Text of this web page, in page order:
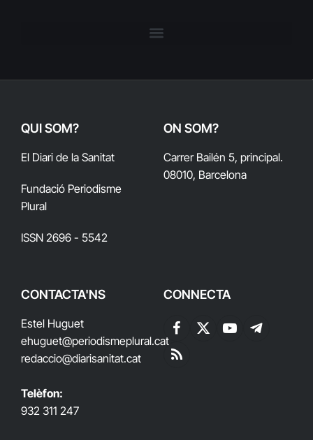
QUI SOM?
El Diari de la Sanitat
Fundació Periodisme
Plural
ISSN 2696 - 5542
ON SOM?
Carrer Bailén 5, principal.
08010, Barcelona
CONTACTA'NS
Estel Huguet
ehuguet@periodismeplural.cat
redaccio@diarisanitat.cat
Telèfon:
932 311 247
CONNECTA
Facebook
X
YouTubeTelegram
RSS